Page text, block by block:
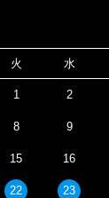
火 水
1 2
8 9
15 16
22 23